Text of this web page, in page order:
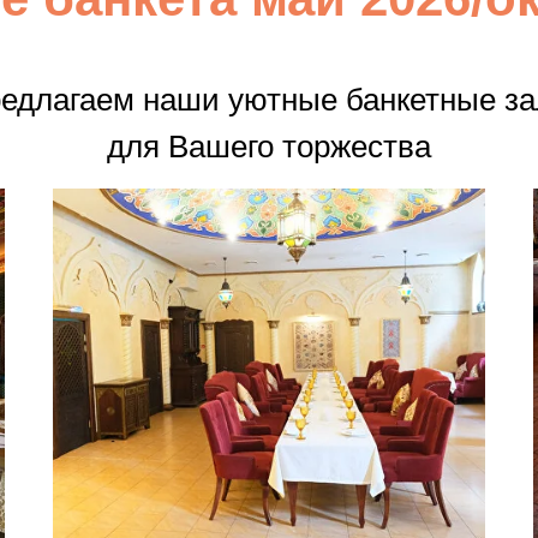
наши уютные банкетные
для Вашего торжества